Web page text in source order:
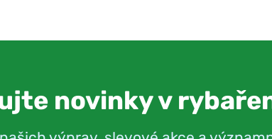
novinky v